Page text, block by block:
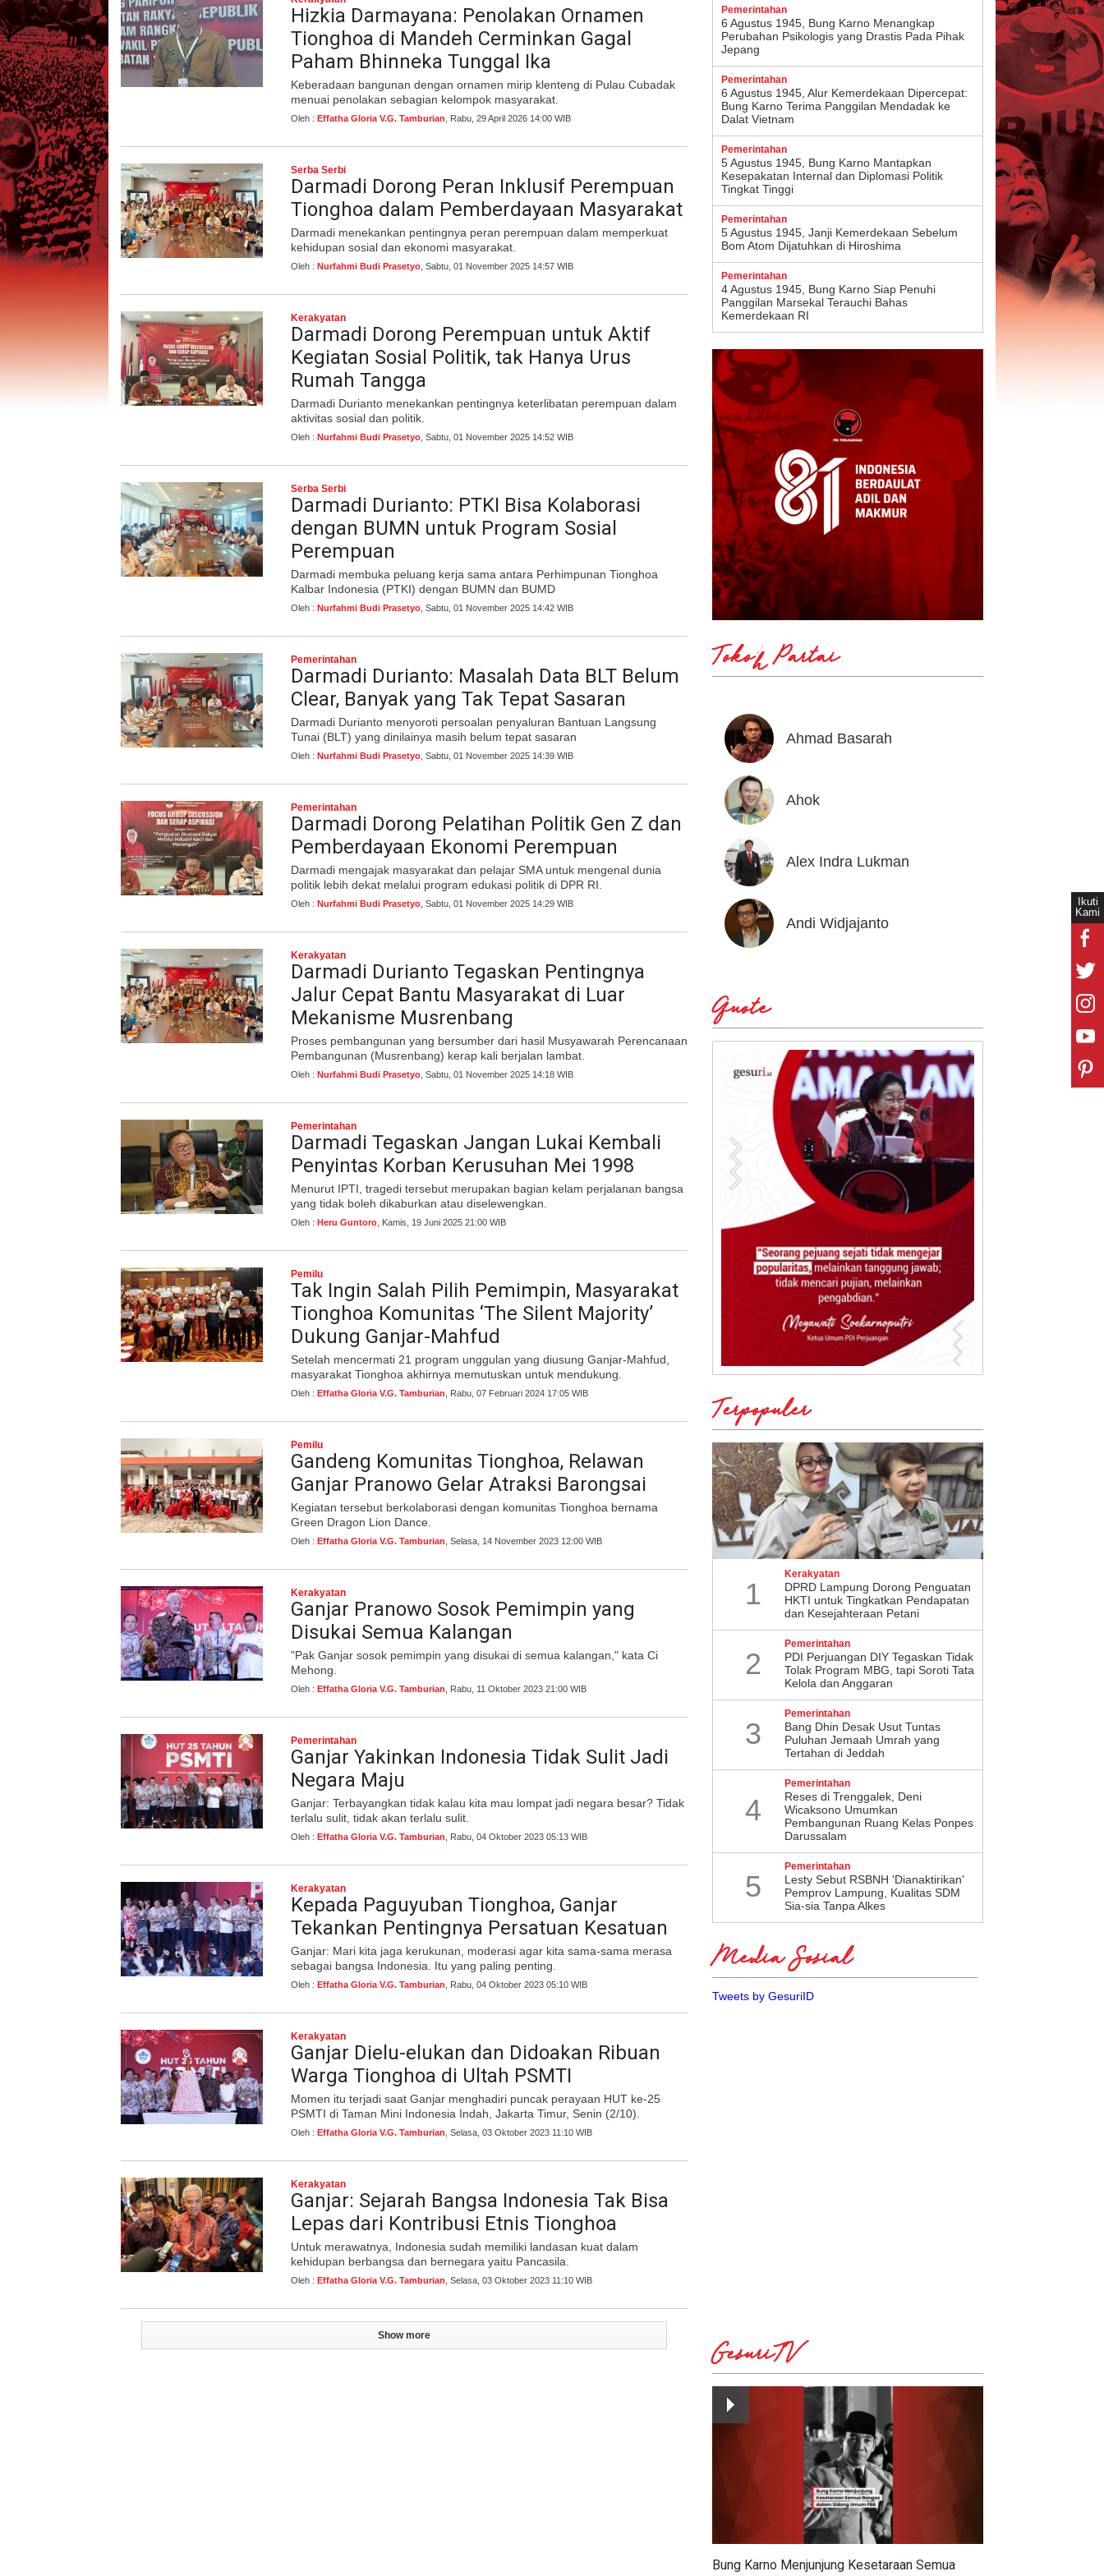
Ikuti
Kami
Hizkia Darmayana: Penolakan Ornamen
Tionghoa di Mandeh Cerminkan Gagal
Paham Bhinneka Tunggal Ika
Keberadaan bangunan dengan ornamen mirip klenteng di Pulau Cubadak
menuai penolakan sebagian kelompok masyarakat.
Oleh : Effatha Gloria V.G. Tamburian , Rabu, 29 April 2026 14:00 WIB
Serba Serbi
Darmadi Dorong Peran Inklusif Perempuan
Tionghoa dalam Pemberdayaan Masyarakat
Darmadi menekankan pentingnya peran perempuan dalam memperkuat
kehidupan sosial dan ekonomi masyarakat.
Oleh : Nurfahmi Budi Prasetyo , Sabtu, 01 November 2025 14:57 WIB
Kerakyatan
Darmadi Dorong Perempuan untuk Aktif
Kegiatan Sosial Politik, tak Hanya Urus
Rumah Tangga
Darmadi Durianto menekankan pentingnya keterlibatan perempuan dalam
aktivitas sosial dan politik.
Oleh : Nurfahmi Budi Prasetyo , Sabtu, 01 November 2025 14:52 WIB
Serba Serbi
Darmadi Durianto: PTKI Bisa Kolaborasi
dengan BUMN untuk Program Sosial
Perempuan
Darmadi membuka peluang kerja sama antara Perhimpunan Tionghoa
Kalbar Indonesia (PTKI) dengan BUMN dan BUMD
Oleh : Nurfahmi Budi Prasetyo , Sabtu, 01 November 2025 14:42 WIB
Pemerintahan
Darmadi Durianto: Masalah Data BLT Belum
Clear, Banyak yang Tak Tepat Sasaran
Darmadi Durianto menyoroti persoalan penyaluran Bantuan Langsung
Tunai (BLT) yang dinilainya masih belum tepat sasaran
Oleh : Nurfahmi Budi Prasetyo , Sabtu, 01 November 2025 14:39 WIB
Pemerintahan
Darmadi Dorong Pelatihan Politik Gen Z dan
Pemberdayaan Ekonomi Perempuan
Darmadi mengajak masyarakat dan pelajar SMA untuk mengenal dunia
politik lebih dekat melalui program edukasi politik di DPR RI.
Oleh : Nurfahmi Budi Prasetyo , Sabtu, 01 November 2025 14:29 WIB
Kerakyatan
Darmadi Durianto Tegaskan Pentingnya
Jalur Cepat Bantu Masyarakat di Luar
Mekanisme Musrenbang
Proses pembangunan yang bersumber dari hasil Musyawarah Perencanaan
Pembangunan (Musrenbang) kerap kali berjalan lambat.
Oleh : Nurfahmi Budi Prasetyo , Sabtu, 01 November 2025 14:18 WIB
Pemerintahan
Darmadi Tegaskan Jangan Lukai Kembali
Penyintas Korban Kerusuhan Mei 1998
Menurut IPTI, tragedi tersebut merupakan bagian kelam perjalanan bangsa
yang tidak boleh dikaburkan atau diselewengkan.
Oleh : Heru Guntoro , Kamis, 19 Juni 2025 21:00 WIB
Pemilu
Tak Ingin Salah Pilih Pemimpin, Masyarakat
Tionghoa Komunitas ‘The Silent Majority’
Dukung Ganjar-Mahfud
Setelah mencermati 21 program unggulan yang diusung Ganjar-Mahfud,
masyarakat Tionghoa akhirnya memutuskan untuk mendukung.
Oleh : Effatha Gloria V.G. Tamburian , Rabu, 07 Februari 2024 17:05 WIB
Pemilu
Gandeng Komunitas Tionghoa, Relawan
Ganjar Pranowo Gelar Atraksi Barongsai
Kegiatan tersebut berkolaborasi dengan komunitas Tionghoa bernama
Green Dragon Lion Dance.
Oleh : Effatha Gloria V.G. Tamburian , Selasa, 14 November 2023 12:00 WIB
Kerakyatan
Ganjar Pranowo Sosok Pemimpin yang
Disukai Semua Kalangan
"Pak Ganjar sosok pemimpin yang disukai di semua kalangan," kata Ci
Mehong.
Oleh : Effatha Gloria V.G. Tamburian , Rabu, 11 Oktober 2023 21:00 WIB
Pemerintahan
Ganjar Yakinkan Indonesia Tidak Sulit Jadi
Negara Maju
Ganjar: Terbayangkan tidak kalau kita mau lompat jadi negara besar? Tidak
terlalu sulit, tidak akan terlalu sulit.
Oleh : Effatha Gloria V.G. Tamburian , Rabu, 04 Oktober 2023 05:13 WIB
Kerakyatan
Kepada Paguyuban Tionghoa, Ganjar
Tekankan Pentingnya Persatuan Kesatuan
Ganjar: Mari kita jaga kerukunan, moderasi agar kita sama-sama merasa
sebagai bangsa Indonesia. Itu yang paling penting.
Oleh : Effatha Gloria V.G. Tamburian , Rabu, 04 Oktober 2023 05:10 WIB
Kerakyatan
Ganjar Dielu-elukan dan Didoakan Ribuan
Warga Tionghoa di Ultah PSMTI
Momen itu terjadi saat Ganjar menghadiri puncak perayaan HUT ke-25
PSMTI di Taman Mini Indonesia Indah, Jakarta Timur, Senin (2/10).
Oleh : Effatha Gloria V.G. Tamburian , Selasa, 03 Oktober 2023 11:10 WIB
Kerakyatan
Ganjar: Sejarah Bangsa Indonesia Tak Bisa
Lepas dari Kontribusi Etnis Tionghoa
Untuk merawatnya, Indonesia sudah memiliki landasan kuat dalam
kehidupan berbangsa dan bernegara yaitu Pancasila.
Oleh : Effatha Gloria V.G. Tamburian , Selasa, 03 Oktober 2023 11:10 WIB
Show more
Pemerintahan
6 Agustus 1945, Bung Karno Menangkap
Perubahan Psikologis yang Drastis Pada Pihak
Jepang
Pemerintahan
6 Agustus 1945, Alur Kemerdekaan Dipercepat:
Bung Karno Terima Panggilan Mendadak ke
Dalat Vietnam
Pemerintahan
5 Agustus 1945, Bung Karno Mantapkan
Kesepakatan Internal dan Diplomasi Politik
Tingkat Tinggi
Pemerintahan
5 Agustus 1945, Janji Kemerdekaan Sebelum
Bom Atom Dijatuhkan di Hiroshima
Pemerintahan
4 Agustus 1945, Bung Karno Siap Penuhi
Panggilan Marsekal Terauchi Bahas
Kemerdekaan RI
Tokoh Partai
Ahmad Basarah
Ahok
Alex Indra Lukman
Andi Widjajanto Aria
Quote
Terpopuler
1
Kerakyatan
DPRD Lampung Dorong Penguatan
HKTI untuk Tingkatkan Pendapatan
dan Kesejahteraan Petani
2
Pemerintahan
PDI Perjuangan DIY Tegaskan Tidak
Tolak Program MBG, tapi Soroti Tata
Kelola dan Anggaran
3
Pemerintahan
Bang Dhin Desak Usut Tuntas
Puluhan Jemaah Umrah yang
Tertahan di Jeddah
4
Pemerintahan
​Reses di Trenggalek, Deni
Wicaksono Umumkan
Pembangunan Ruang Kelas Ponpes
Darussalam
5
Pemerintahan
Lesty Sebut RSBNH 'Dianaktirikan'
Pemprov Lampung, Kualitas SDM
Sia-sia Tanpa Alkes
Media Sosial
Tweets by GesuriID
GesuriTV
Bung Karno Menjunjung Kesetaraan Semua